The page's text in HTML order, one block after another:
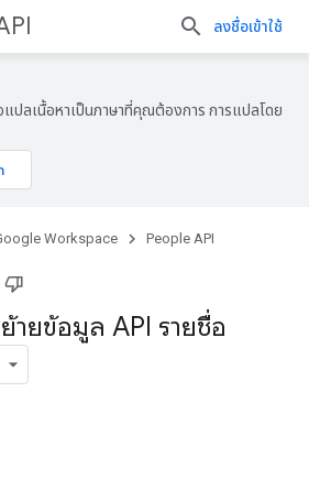
ลงชื่อเข้าใช้
แปลเนื้อหาเป็นภาษาที่คุณต้องการ การแปลโดย
Workspace People API
ายข้อมูล API รายชื่อ